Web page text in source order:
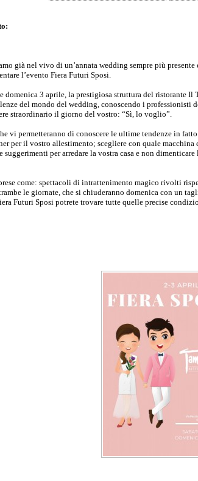
già nel vivo di un’annata wedding sempre più
l’evento Fiera Futuri Sposi.
domenica 3 aprile, la prestigiosa struttura del ristorante
del mondo del wedding, conoscendo i
straordinario il giorno del vostro: “Sì, lo voglio”.
vi permetteranno di conoscere le ultime tendenze in
per il vostro allestimento; scegliere con quale
suggerimenti per arredare la vostra casa e non
come: spettacoli di intrattenimento magico rivolti
le giornate, che si chiuderanno domenica con un
Futuri Sposi potrete trovare tutte quelle precise